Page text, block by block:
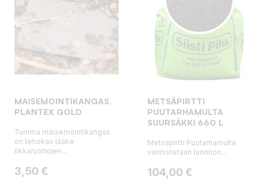
MAISEMOINTIKANGAS,
PLANTEX GOLD
Tumma maisemointikangas
on tehokas lääke
rikkaruohojen...
Hinta
3,50 €
METSÄPIRTTI
PUUTARHAMULTA
SUURSÄKKI 660 L
Metsäpirtti Puutarhamulta
valmistetaan luonnon...
Hinta
104,00 €